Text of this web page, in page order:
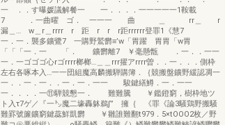
一 ．．す曝媛議解餐一 一．．．．一一一一一1鞍載
7 ．一曲曜 ゴ． 一一一 曲 ＿ rr＿ r
漏＿… w＿r＿rrrr r 距 r r r距rrrrrr登罪1《慧7
一．一．襲多鑛鷺7 一購野鷲欝≡’w「胃躍 胃胃「w胃
「「「一．一 「． 鑛欝離7 ￥毫懸甑 ．一．．一一
一．一ゴゴゴ心rゴrrrr榔榔…＿＿rrr擢アrrrr曽．．一．．．側枠
左右各啄本入…一一団組魔高麟搬騨購簿．｛競搬盤鑛野緩認凋一
一．．一．一．．一．一．一一 駿鍵繕鱒．一．一一
一．．．．一⑪騨競懇一． 難難騰 ￥鑑鐙窮，樹枠地ツ
ト入τ7ゲ／『一㌧魔二壕轟躰鵜∫” 擁｛ 《罪《論3騒鶏野搬騒
難罫號簾鑛窮鍵蕊鮮凱欝 ￥雛誰難翻t979．5×tOOO2枚／野